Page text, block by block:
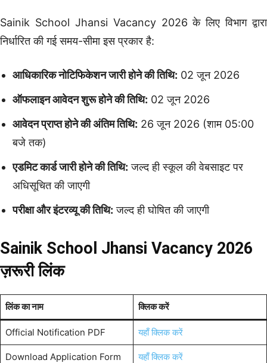
Sainik School Jhansi Vacancy 2026 के लिए विभाग द्वारा
निर्धारित की गई समय-सीमा इस प्रकार है:
आधिकारिक नोटिफिकेशन जारी होने की तिथि: 02 जून 2026
ऑफलाइन आवेदन शुरू होने की तिथि: 02 जून 2026
आवेदन प्राप्त होने की अंतिम तिथि: 26 जून 2026 (शाम 05:00
बजे तक)
एडमिट कार्ड जारी होने की तिथि: जल्द ही स्कूल की वेबसाइट पर
अधिसूचित की जाएगी
परीक्षा और इंटरव्यू की तिथि: जल्द ही घोषित की जाएगी
Sainik School Jhansi Vacancy 2026
ज़रूरी लिंक
लिंक का नाम क्लिक करें
Official Notification PDF यहाँ क्लिक करें
Download Application Form यहाँ क्लिक करें